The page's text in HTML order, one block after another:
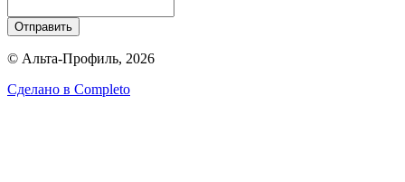
Отправить
© Альта-Профиль, 2026
Сделано в Completo